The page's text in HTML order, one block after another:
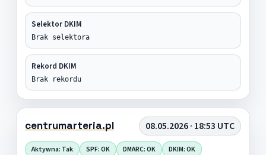
Selektor DKIM
Brak selektora
Rekord DKIM
Brak rekordu
centrumarteria.pl 08.05.2026 · 18:53 UTC
Aktywna: Tak SPF: OK DMARC: OK DKIM: OK